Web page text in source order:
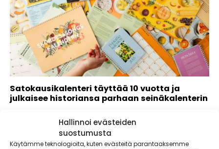
Hallinnoi evästeiden
suostumusta
Käytämme teknologioita, kuten evästeitä parantaaksemme
Satokausikalenteri täyttää 10 vuotta ja
julkaisee historiansa parhaan seinäkalenterin
kunniaksi tuleva, vuoden 2024 Satokausikalenteri on
suurempi, upeampi ja...